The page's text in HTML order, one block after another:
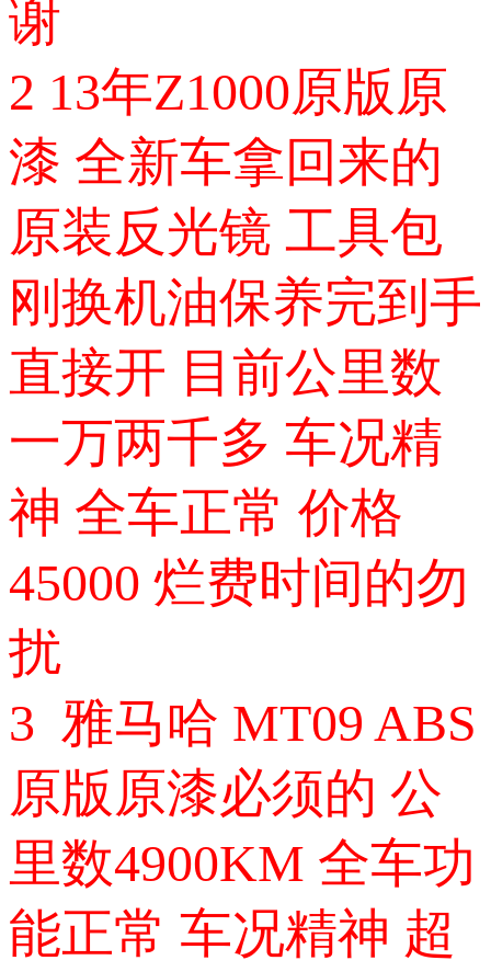
谢
2 13年Z1000原版原
漆 全新车拿回来的
原装反光镜 工具包
刚换机油保养完到手
直接开 目前公里数
一万两千多 车况精
神 全车正常 价格
45000 烂费时间的勿
扰
3 雅马哈 MT09 ABS
原版原漆必须的 公
里数4900KM 全车功
能正常 车况精神 超